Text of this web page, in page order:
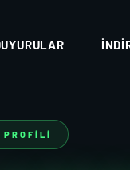
PROFILI